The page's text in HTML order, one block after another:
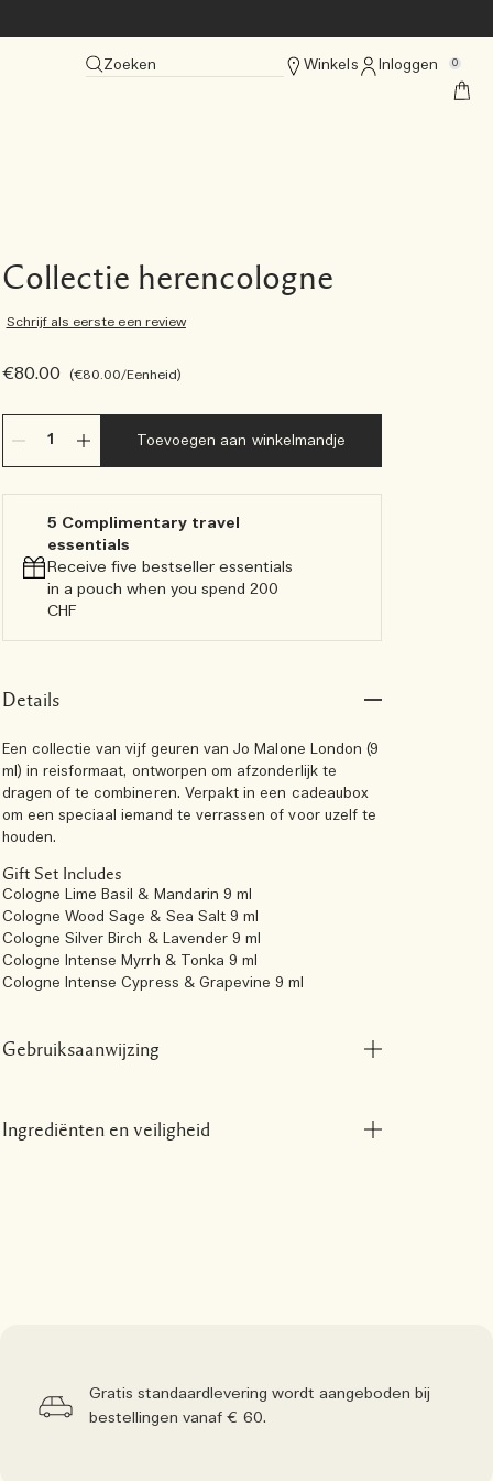
Zoeken Winkels Inloggen 0
Collectie herencologne
Schrijf als eerste een review
€80.00 €80.00/Eenheid
Toevoegen aan winkelmandje
5 Complimentary travel
essentials​
Receive five bestseller essentials
in a pouch when you spend 200
CHF
Details
Een collectie van vijf geuren van Jo Malone London (9
ml) in reisformaat, ontworpen om afzonderlijk te
dragen of te combineren. Verpakt in een cadeaubox
om een speciaal iemand te verrassen of voor uzelf te
houden.
Gift Set Includes
Cologne Lime Basil & Mandarin 9 ml
Cologne Wood Sage & Sea Salt 9 ml
Cologne Silver Birch & Lavender 9 ml
Cologne Intense Myrrh & Tonka 9 ml
Cologne Intense Cypress & Grapevine 9 ml
Gebruiksaanwijzing
Ingrediënten en veiligheid
Gratis standaardlevering wordt aangeboden bij
bestellingen vanaf € 60.